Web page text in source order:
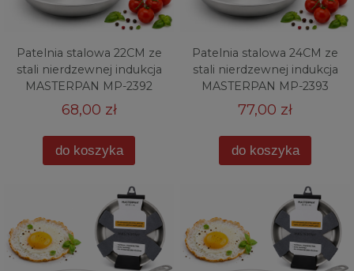
Patelnia stalowa 22CM ze
stali nierdzewnej indukcja
MASTERPAN MP-2392
68,00 zł
do koszyka
Patelnia stalowa 24CM ze
stali nierdzewnej indukcja
MASTERPAN MP-2393
77,00 zł
do koszyka